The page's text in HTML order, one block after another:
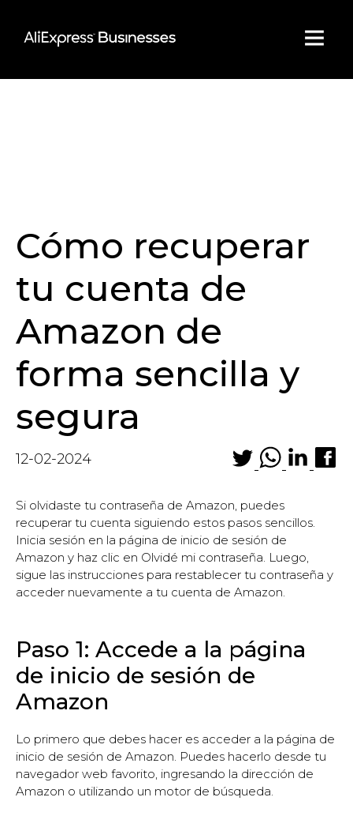
content
Cómo recuperar
tu cuenta de
Amazon de
forma sencilla y
segura
12-02-2024
Si olvidaste tu contraseña de Amazon, puedes
recuperar tu cuenta siguiendo estos pasos sencillos.
Inicia sesión en la página de inicio de sesión de
Amazon y haz clic en Olvidé mi contraseña. Luego,
sigue las instrucciones para restablecer tu contraseña y
acceder nuevamente a tu cuenta de Amazon.
Paso 1: Accede a la página
de inicio de sesión de
Amazon
Lo primero que debes hacer es acceder a la página de
inicio de sesión de Amazon. Puedes hacerlo desde tu
navegador web favorito, ingresando la dirección de
Amazon o utilizando un motor de búsqueda.